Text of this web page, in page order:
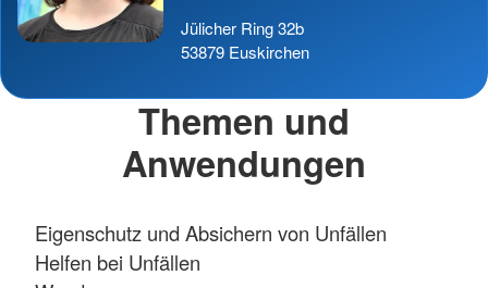
Jülicher Ring 32b
53879 Euskirchen
Themen und
Anwendungen
Eigenschutz und Absichern von Unfällen
Helfen bei Unfällen